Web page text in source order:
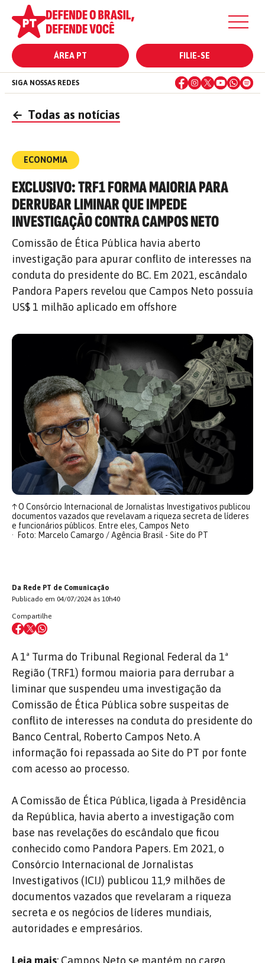
ÁREA PT FILIE-SE
SIGA NOSSAS REDES
← Todas as notícias
ECONOMIA
EXCLUSIVO: TRF1 FORMA MAIORIA PARA
DERRUBAR LIMINAR QUE IMPEDE
INVESTIGAÇÃO CONTRA CAMPOS NETO
Comissão de Ética Pública havia aberto
investigação para apurar conflito de interesses na
conduta do presidente do BC. Em 2021, escândalo
Pandora Papers revelou que Campos Neto possuía
US$ 1 milhão aplicado em offshore
↑O Consórcio Internacional de Jornalistas Investigativos publicou
documentos vazados que revelavam a riqueza secreta de líderes
e funcionários públicos. Entre eles, Campos Neto
Foto: Marcelo Camargo / Agência Brasil - Site do PT
Da Rede PT de Comunicação
Publicado em 04/07/2024 às 10h40
Compartilhe
A 1ª Turma do Tribunal Regional Federal da 1ª
Região (TRF1) formou maioria para derrubar a
liminar que suspendeu uma investigação da
Comissão de Ética Pública sobre suspeitas de
conflito de interesses na conduta do presidente do
Banco Central, Roberto Campos Neto. A
informação foi repassada ao Site do PT por fonte
com acesso ao processo.
A Comissão de Ética Pública, ligada à Presidência
da República, havia aberto a investigação com
base nas revelações do escândalo que ficou
conhecido como Pandora Papers. Em 2021, o
Consórcio Internacional de Jornalistas
Investigativos (ICIJ) publicou 11,9 milhões de
documentos vazados que revelaram a riqueza
secreta e os negócios de líderes mundiais,
autoridades e empresários.
Leia mais: Campos Neto se mantém no cargo